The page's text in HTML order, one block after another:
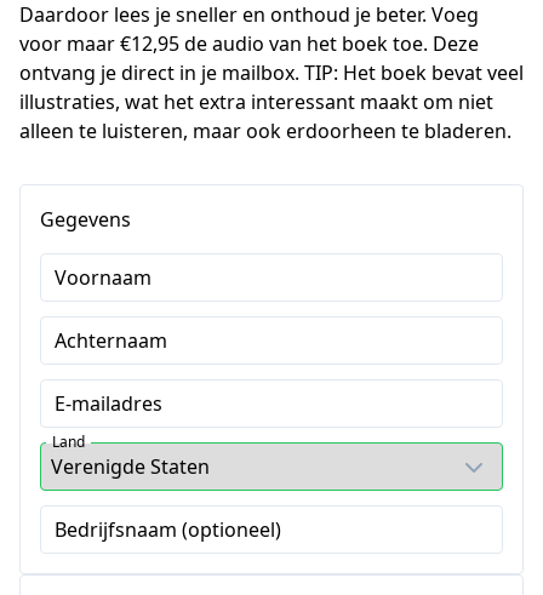
Daardoor lees je sneller en onthoud je beter. Voeg
voor maar €12,95 de audio van het boek toe. Deze
ontvang je direct in je mailbox. TIP: Het boek bevat veel
illustraties, wat het extra interessant maakt om niet
alleen te luisteren, maar ook erdoorheen te bladeren.
Gegevens
Voornaam
Achternaam
E-mailadres
Land
Bedrijfsnaam (optioneel)